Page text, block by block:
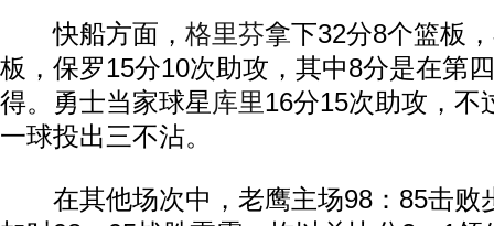
快船方面， 格里芬拿下32分8个篮板
板，保罗15分10次助攻，其中8分是在第
得。勇士当家球星 库里16分15次助攻，不
一球投出三不沾。
在其他场次中，老鹰主场98：85击败